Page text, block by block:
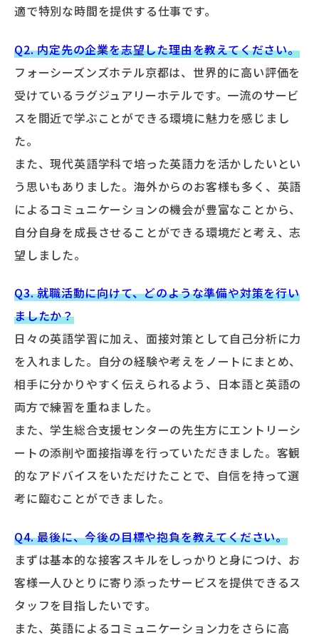
適で特別な時間を提供する仕事です。
Q2. 内定先の企業を志望した理由を教えてください。
フォーシーズンズホテル京都は、世界的に高い評価を
受けているラグジュアリーホテルです。一流のサービ
スを間近で学ぶことができる環境に魅力を感じまし
た。
また、現代英語学科で培った英語力を活かしたいとい
う思いもありました。海外からのお客様も多く、英語
によるコミュニケーションの機会が豊富なことから、
自分自身を成長させることができる環境だと考え、志
望しました。
Q3. 就職活動に向けて、どのような準備や対策を行い
ましたか？
日々の英語学習に加え、面接対策として自己分析に力
を入れました。自分の経験や考えをノートにまとめ、
相手に分かりやすく伝えられるよう、日本語と英語の
両方で練習を重ねました。
また、学生総合支援センターの先生方にエントリーシ
ートの添削や面接指導を行っていただきました。客観
的なアドバイスをいただけたことで、自信を持って選
考に臨むことができました。
Q4. 最後に、今後の目標や抱負を教えてください。
まずは基本的な接客スキルをしっかりと身につけ、お
客様一人ひとりに寄り添ったサービスを提供できるス
タッフを目指したいです。
また、英語によるコミュニケーション力をさらに高